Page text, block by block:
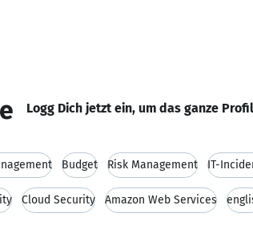
Logg Dich jetzt ein, um das ganze
Budget Risk Management IT-
Cloud Security Amazon Web Services